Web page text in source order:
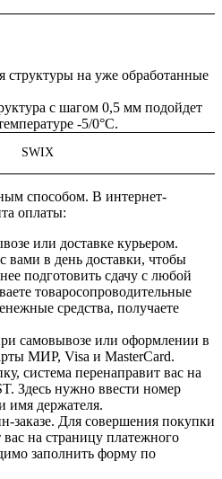
структуры на уже обработанные
с шагом 0,5 мм подойдет
-5/0°C.
SWIX
способом. В интернет-
оплаты:
или доставке курьером.
вами в день доставки, чтобы
подготовить сдачу с любой
товаросопроводительные
средства, получаете
самовывозе или оформлении в
МИР, Visa и MasterCard.
система перенаправит вас на
Здесь нужно ввести номер
имя держателя.
заказе. Для совершения покупки
на страницу платежного
заполнить форму по